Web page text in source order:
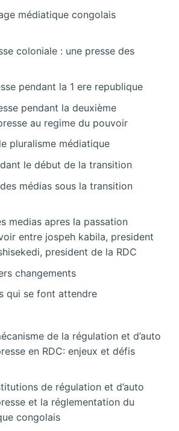
médiatique congolais
coloniale : une presse des
pendant la 1 ere republique
pendant la deuxième
au regime du pouvoir
pluralisme médiatique
le début de la transition
médias sous la transition
medias apres la passation
entre jospeh kabila, president
president de la RDC
changements
qui se font attendre
de la régulation et d’auto
en RDC: enjeux et défis
de régulation et d’auto
et la réglementation du
congolais